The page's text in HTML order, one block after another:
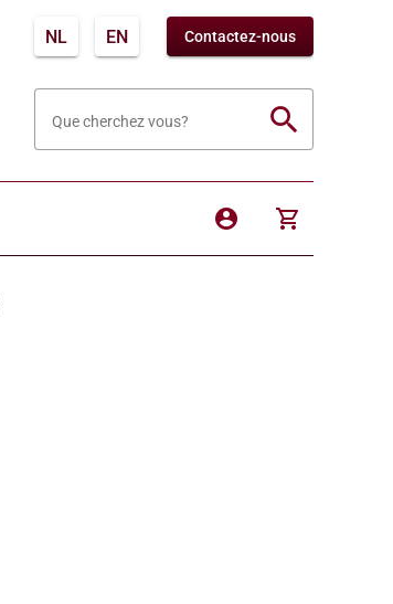
NL EN Contactez-nous
Que cherchez vous? search
account_circle shopping_cart